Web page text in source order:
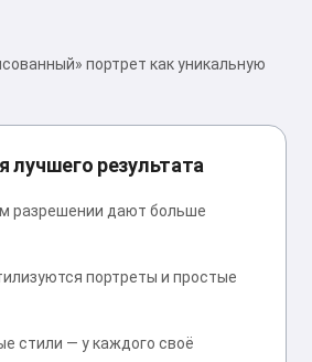
портрет как уникальную
лучшего результата
разрешении дают больше
портреты и простые
стили — у каждого своё